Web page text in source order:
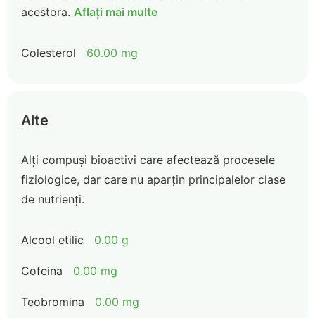
acestora. Aflați mai multe
Colesterol 60.00 mg
Alte
Alți compuși bioactivi care afectează procesele
fiziologice, dar care nu aparțin principalelor clase
de nutrienți.
Alcool etilic 0.00 g
Cofeina 0.00 mg
Teobromina 0.00 mg